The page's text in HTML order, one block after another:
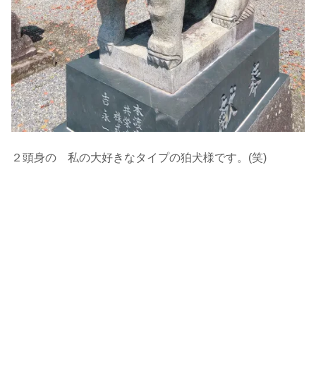
２頭身の 私の大好きなタイプの狛犬様です。(笑)